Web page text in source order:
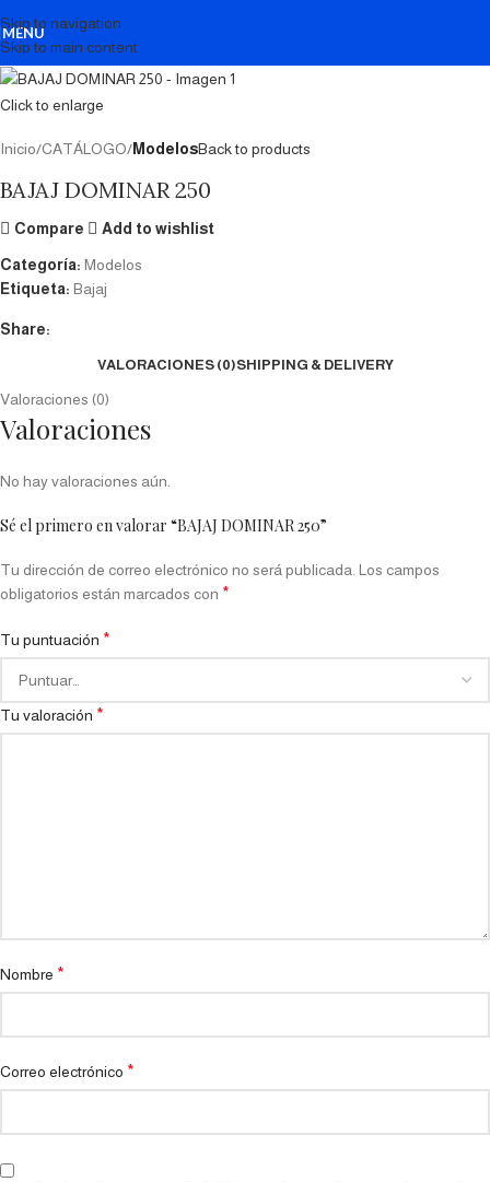
Skip to navigation
Skip to main content
MENU
Click to enlarge
Inicio CATÁLOGO ModelosBack to products
BAJAJ DOMINAR 250
Compare Add to wishlist
Categoría: Modelos
Etiqueta: Bajaj
Share:
VALORACIONES (0)SHIPPING & DELIVERY
Valoraciones (0)
Valoraciones
No hay valoraciones aún.
Sé el primero en valorar “BAJAJ DOMINAR 250”
Tu dirección de correo electrónico no será publicada. Los campos
obligatorios están marcados con *
Tu puntuación *
Tu valoración *
Nombre *
Correo electrónico *